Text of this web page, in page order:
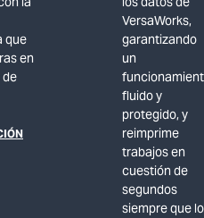
que
en
de
VersaWorks,
garantizando
un
fluido y
protegido, y
reimprime
trabajos en
cuestión de
segundos
siempre que lo